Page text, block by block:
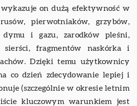
on dużą efektywność w
pierwotniaków, grzybów,
dymu i gazu, zarodków pleśni,
sierści, fragmentów naskórka i
Dzięki temu użytkownicy
co dzień zdecydowanie lepiej i
(szczególnie w okresie letnim
kluczowym warunkiem jest